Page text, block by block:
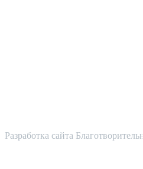
Разработка сайта